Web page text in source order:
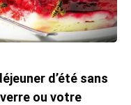
d’été sans
ou votre